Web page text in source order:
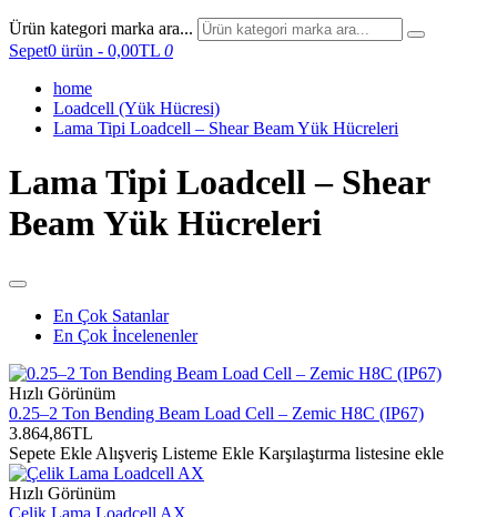
Ürün kategori marka ara...
Sepet0 ürün - 0,00TL 0
home
Loadcell (Yük Hücresi)
Lama Tipi Loadcell – Shear Beam Yük Hücreleri
Lama Tipi Loadcell – Shear
Beam Yük Hücreleri
En Çok Satanlar
En Çok İncelenenler
Hızlı Görünüm
0.25–2 Ton Bending Beam Load Cell – Zemic H8C (IP67)
3.864,86TL
Sepete Ekle Alışveriş Listeme Ekle Karşılaştırma listesine ekle
Hızlı Görünüm
Çelik Lama Loadcell AX